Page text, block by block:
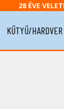
28 ÉVE
KÜTYÜ/HARDVER